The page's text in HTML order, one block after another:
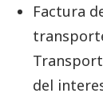
Factura
del